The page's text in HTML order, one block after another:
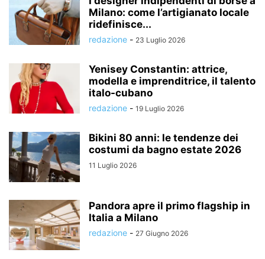
Milano: come l’artigianato locale
ridefinisce...
redazione - 23 Luglio 2026
Yenisey Constantin: attrice,
modella e imprenditrice, il talento
italo-cubano
redazione - 19 Luglio 2026
Bikini 80 anni: le tendenze dei
costumi da bagno estate 2026
11 Luglio 2026
Pandora apre il primo flagship in
Italia a Milano
redazione - 27 Giugno 2026